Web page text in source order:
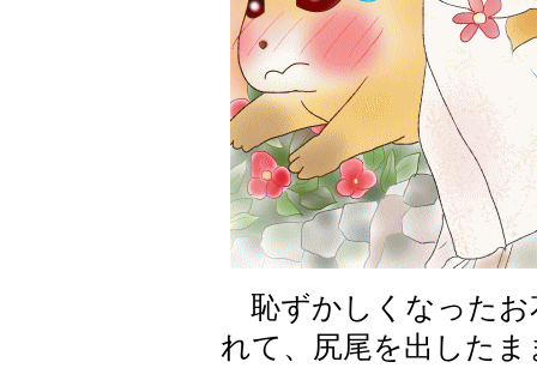
恥ずかしくなったお
れて、尻尾を出した